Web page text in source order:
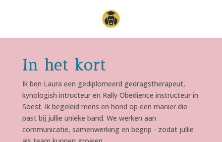
In het kort
Ik ben Laura een gediplomeerd gedragstherapeut,
kynologish intructeur en Rally Obedience instructeur in
Soest. Ik begeleid mens en hond op een manier die
past bij jullie unieke band. We werken aan
communicatie, samenwerking en begrip - zodat jullie